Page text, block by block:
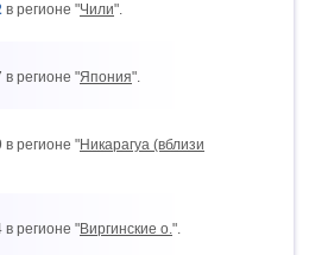
в регионе "Чили".
регионе "Япония".
регионе "Никарагуа (вблизи
регионе "Виргинские о.".